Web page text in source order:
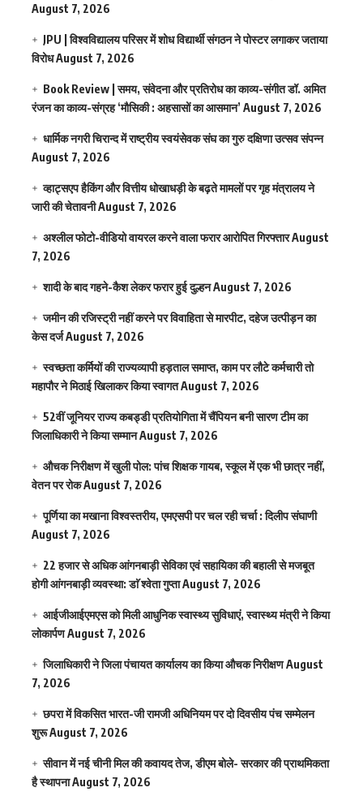
August 7, 2026
JPU | विश्वविद्यालय परिसर में शोध विद्यार्थी संगठन ने पोस्टर लगाकर जताया
विरोधAugust 7, 2026
Book Review | समय, संवेदना और प्रतिरोध का काव्य-संगीत डॉ. अमित
रंजन का काव्य-संग्रह ‘मौसिकी : अहसासों का आसमान’ August 7, 2026
धार्मिक नगरी चिरान्द में राष्ट्रीय स्वयंसेवक संघ का गुरु दक्षिणा उत्सव संपन्न
August 7, 2026
व्हाट्सएप हैकिंग और वित्तीय धोखाधड़ी के बढ़ते मामलों पर गृह मंत्रालय ने
जारी की चेतावनीAugust 7, 2026
अश्लील फोटो-वीडियो वायरल करने वाला फरार आरोपित गिरफ्तारAugust
7, 2026
शादी के बाद गहने-कैश लेकर फरार हुई दुल्हनAugust 7, 2026
जमीन की रजिस्ट्री नहीं करने पर विवाहिता से मारपीट, दहेज उत्पीड़न का
केस दर्जAugust 7, 2026
स्वच्छता कर्मियों की राज्यव्यापी हड़ताल समाप्त, काम पर लौटे कर्मचारी तो
महापौर ने मिठाई खिलाकर किया स्वागतAugust 7, 2026
52वीं जूनियर राज्य कबड्डी प्रतियोगिता में चैंपियन बनी सारण टीम का
जिलाधिकारी ने किया सम्मानAugust 7, 2026
औचक निरीक्षण में खुली पोल: पांच शिक्षक गायब, स्कूल में एक भी छात्र नहीं,
वेतन पर रोकAugust 7, 2026
पूर्णिया का मखाना विश्वस्तरीय, एमएसपी पर चल रही चर्चा : दिलीप संघाणी
August 7, 2026
22 हजार से अधिक आंगनबाड़ी सेविका एवं सहायिका की बहाली से मजबूत
होगी आंगनबाड़ी व्यवस्था: डाॅ श्वेता गुप्ताAugust 7, 2026
आईजीआईएमएस काे मिली आधुनिक स्वास्थ्य सुविधाएं, स्वास्थ्य मंत्री ने किया
लोकार्पणAugust 7, 2026
जिलाधिकारी ने जिला पंचायत कार्यालय का किया औचक निरीक्षणAugust
7, 2026
छपरा में विकसित भारत-जी रामजी अधिनियम पर दो दिवसीय पंच सम्मेलन
शुरूAugust 7, 2026
सीवान में नई चीनी मिल की कवायद तेज, डीएम बोले- सरकार की प्राथमिकता
है स्थापनाAugust 7, 2026